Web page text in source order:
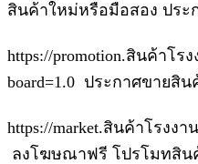
สินค้าใหม่หรือมือสอง ประ
https://promotion.สินค้าโรง
board=1.0 ประกาศขายสิ
https://market.สินค้าโรงงา
ลงโฆษณาฟรี โปรโมทสิน